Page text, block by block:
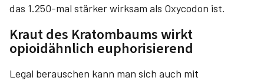
das 1.250-mal stärker wirksam als Oxycodon ist.
Kraut des Kratombaums wirkt
opioidähnlich euphorisierend
Legal berauschen kann man sich auch mit